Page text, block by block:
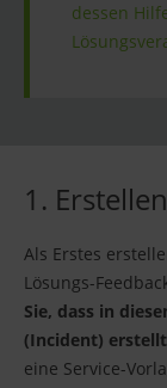
dessen
1.
Als Erstes
Lösungs-
Sie, dass in
(Incident)
eine Service-